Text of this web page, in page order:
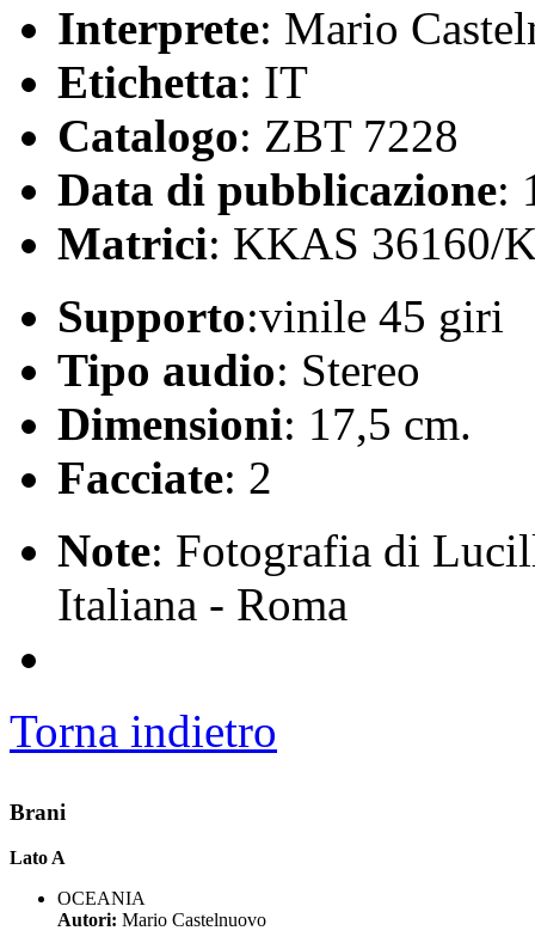
Interprete: Mario
Etichetta: IT
Catalogo: ZBT 7228
Data di pubblicazione:
Matrici: KKAS 36160/
Supporto:vinile 45 giri
Tipo audio: Stereo
Dimensioni: 17,5 cm.
Facciate: 2
Note: Fotografia di
Italiana - Roma
Torna indietro
Brani
Lato A
OCEANIA
Autori: Mario Castelnuovo